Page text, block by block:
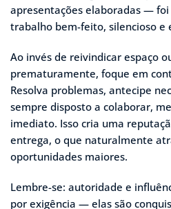
apresentações elaboradas — foi
trabalho bem-feito, silencioso e
Ao invés de reivindicar espaço
prematuramente, foque em
Resolva problemas, antecipe
sempre disposto a colaborar,
imediato. Isso cria uma
entrega, o que naturalmente
oportunidades maiores.
Lembre-se: autoridade e
por exigência — elas são